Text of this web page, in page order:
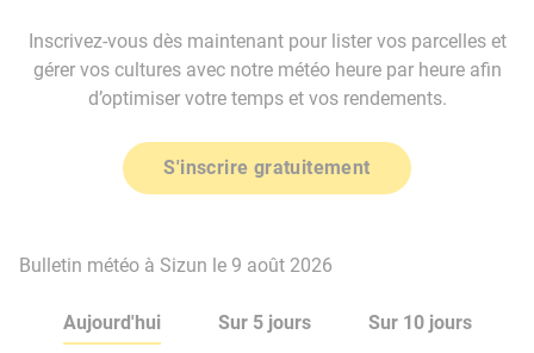
Inscrivez-vous dès maintenant pour lister vos parcelles et
gérer vos cultures avec notre météo heure par heure afin
d’optimiser votre temps et vos rendements.
S'inscrire gratuitement
Bulletin météo à Sizun le 9 août 2026
Aujourd'hui Sur 5 jours Sur 10 jours